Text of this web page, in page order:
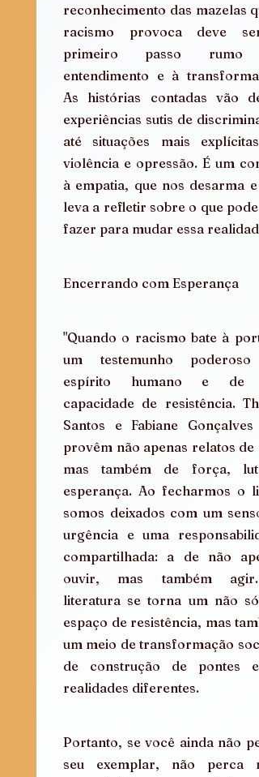
reconhecimento das mazelas
racismo provoca deve
primeiro passo rumo
entendimento e à
As histórias contadas vão
experiências sutis de
até situações mais explícitas
violência e opressão. É um
à empatia, que nos desarma e
leva a refletir sobre o que
fazer para mudar essa
Encerrando com Esperança
"Quando o racismo bate à
um testemunho poderoso
espírito humano e de
capacidade de resistência.
Santos e Fabiane Gonçalves
provêm não apenas relatos de
mas também de força,
esperança. Ao fecharmos o
somos deixados com um
urgência e uma
compartilhada: a de não
ouvir, mas também
literatura se torna um não só
espaço de resistência, mas
um meio de transformação
de construção de pontes
realidades diferentes.
Portanto, se você ainda não
seu exemplar, não perca